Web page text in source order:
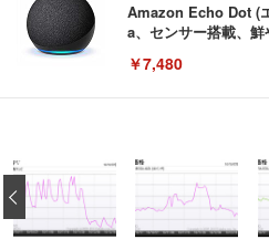
Amazon Echo Dot (
a、センサー搭載、
￥7,480
[EdoErgo] オフィス
い 跳ね上げ式アー
キング pc 事務椅子
ン樹脂ベース 通気性
(黒網+黒枠+黒足)
￥5,699
EIZO ビジネス向け
EV3240X-WT | 31.5
￥105,595
Amazonベーシック
回使い捨て 無香料
￥3,373
‹